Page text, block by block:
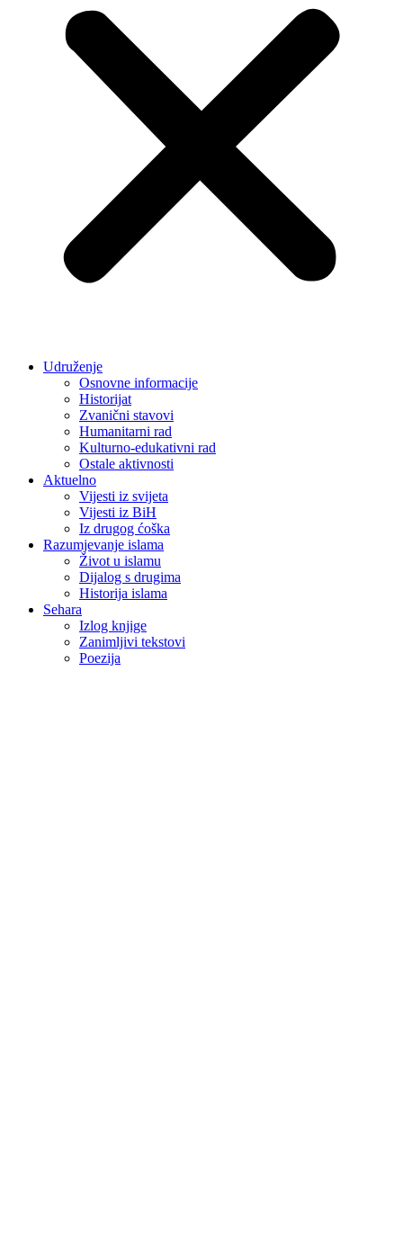
Udruženje
Osnovne informacije
Historijat
Zvanični stavovi
Humanitarni rad
Kulturno-edukativni rad
Ostale aktivnosti
Aktuelno
Vijesti iz svijeta
Vijesti iz BiH
Iz drugog ćoška
Razumjevanje islama
Život u islamu
Dijalog s drugima
Historija islama
Sehara
Izlog knjige
Zanimljivi tekstovi
Poezija